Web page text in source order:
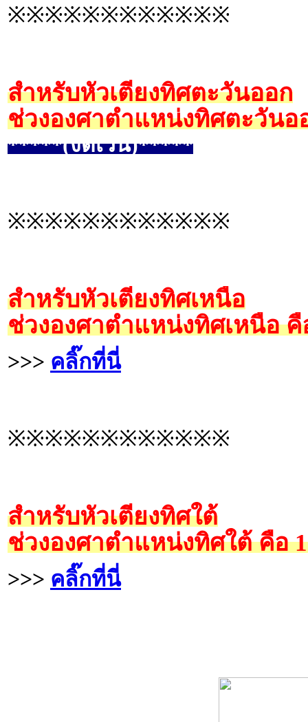
※※※※※※※※※※※※
สำหรับหัวเตียงทิศตะวันออก
ช่วงองศาตำแหน่งทิศตะวันอ
*****(งดเว้น)*****
※※※※※※※※※※※※
สำหรับหัวเตียงทิศเหนือ
ช่วงองศาตำแหน่งทิศเหนือ คื
>>> คลิ๊กที่นี่
※※※※※※※※※※※※
สำหรับหัวเตียงทิศใต้
ช่วงองศาตำแหน่งทิศใต้ คือ
>>> คลิ๊กที่นี่